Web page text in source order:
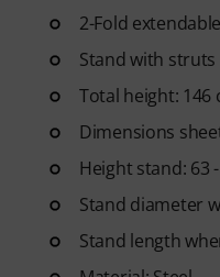
2-Fold extendable
Stand with struts
Total height: 146
Dimensions
Height stand: 63
Stand diameter
Stand length